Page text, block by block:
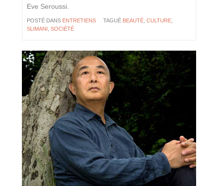
Eve Seroussi.
POSTÉ DANS ENTRETIENS TAGUÉ BEAUTÉ CULTURE
SLIMANI SOCIÉTÉ